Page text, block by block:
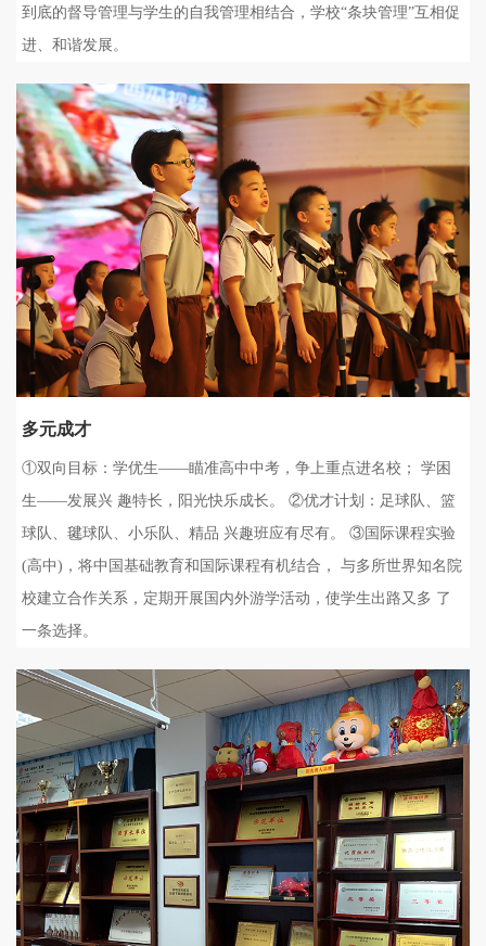
到底的督导管理与学生的自我管理相结合，学校“条块管理”互相促
进、和谐发展。
多元成才
①双向目标：学优生——瞄准高中中考，争上重点进名校； 学困
生——发展兴 趣特长，阳光快乐成长。 ②优才计划：足球队、篮
球队、毽球队、小乐队、精品 兴趣班应有尽有。 ③国际课程实验
(高中)，将中国基础教育和国际课程有机结合， 与多所世界知名院
校建立合作关系，定期开展国内外游学活动，使学生出路又多 了
一条选择。